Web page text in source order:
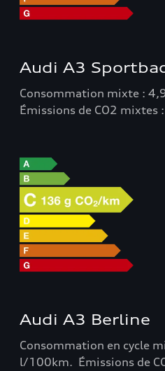
Audi A3
Consommation mixte :
Émissions de CO2
Audi A3 Berline
Consommation en cycle
l/100km. Émissions de